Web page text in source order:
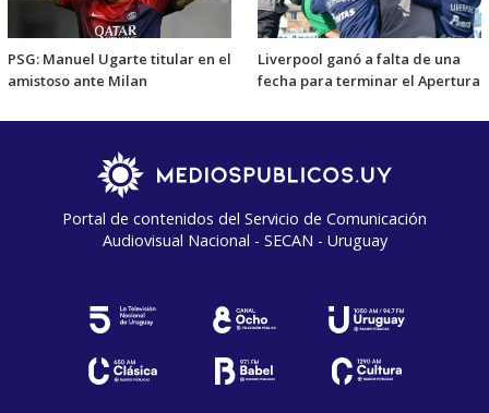
PSG: Manuel Ugarte titular en el
amistoso ante Milan
Liverpool ganó a falta de una
fecha para terminar el Apertura
Portal de contenidos del Servicio de Comunicación
Audiovisual Nacional - SECAN - Uruguay